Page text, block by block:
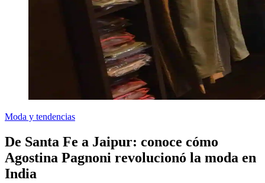
Moda y tendencias
De Santa Fe a Jaipur: conoce cómo
Agostina Pagnoni revolucionó la moda en
India